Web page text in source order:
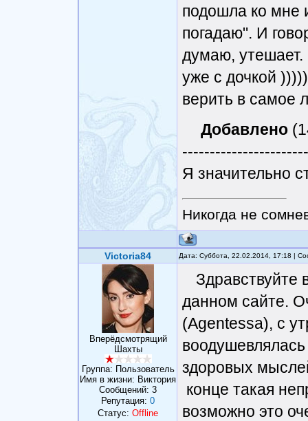
подошла ко мне
погадаю". И
думаю, утешает.
уже с дочкой
верить в самое
Добавлено
Я значительно
Никогда не
Victoria84 Дата: Суббота, 22.02.2014, 17:18 |
Вперёдсмотрящий
Шахты
Группа: Пользователь
Имя в жизни: Виктория
Сообщений: 3
Репутация: 0
Статус: Offline
Здравствуйте
данном сайте.
(Agentessa), с
здоровых
конце такая
возможно это